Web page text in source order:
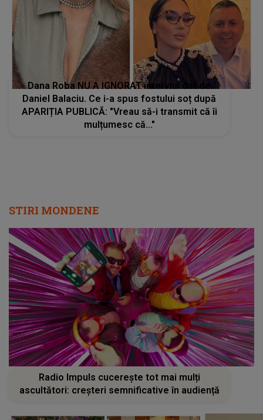
Dana Roba NU A IGNORAT interviul dat de
Daniel Balaciu. Ce i-a spus fostului soț după
APARIȚIA PUBLICĂ: "Vreau să-i transmit că îi
mulțumesc că..."
STIRI MONDENE
Radio Impuls cucerește tot mai mulți
ascultători: creșteri semnificative în audiență